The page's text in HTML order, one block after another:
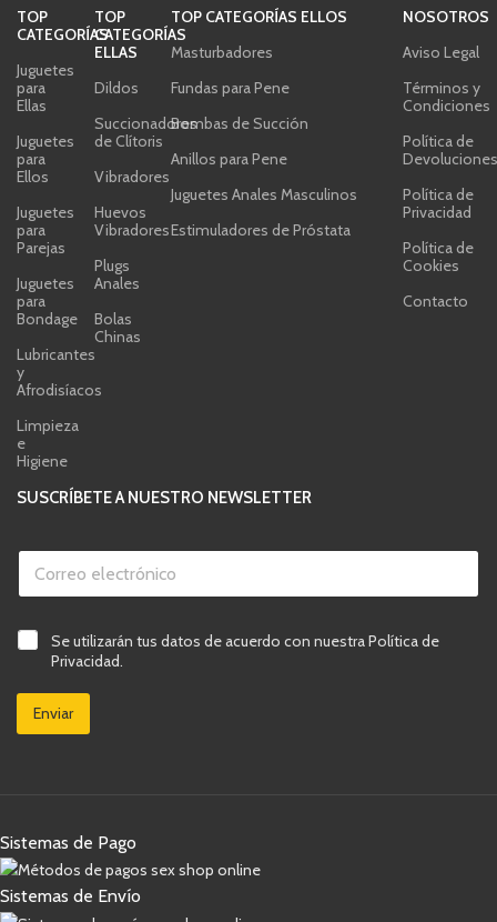
TOP
CATEGORÍAS
Juguetes
para
Ellas
Juguetes
para
Ellos
Juguetes
para
Parejas
Juguetes
para
Bondage
Lubricantes
y
Afrodisíacos
Limpieza
e
Higiene
TOP
CATEGORÍAS
ELLAS
Dildos
Succionadores
de Clítoris
Vibradores
Huevos
Vibradores
Plugs
Anales
Bolas
Chinas
TOP CATEGORÍAS ELLOS
Masturbadores
Fundas para Pene
Bombas de Succión
Anillos para Pene
Juguetes Anales Masculinos
Estimuladores de Próstata
NOSOTROS
Aviso Legal
Términos y
Condiciones
Política de
Política de
Privacidad
Política de
Cookies
Contacto
SUSCRÍBETE A NUESTRO NEWSLETTER
C
r
e
o
l
c
c
o
*
f
c
C
o
r
C
i
l
e
r
f
Se utilizarán tus datos de acuerdo con nuestra Política de
Privacidad.
Enviar
Sistemas de Pago
Sistemas de Envío